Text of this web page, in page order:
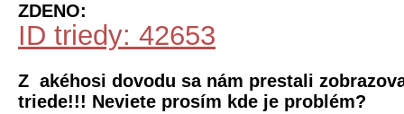
ZDENO:
ID triedy: 42653
Z akéhosi dovodu sa nám prestali
triede!!! Neviete prosím kde je problém?